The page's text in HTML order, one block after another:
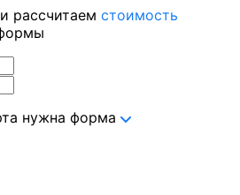
и рассчитаем стоимость
нужна форма